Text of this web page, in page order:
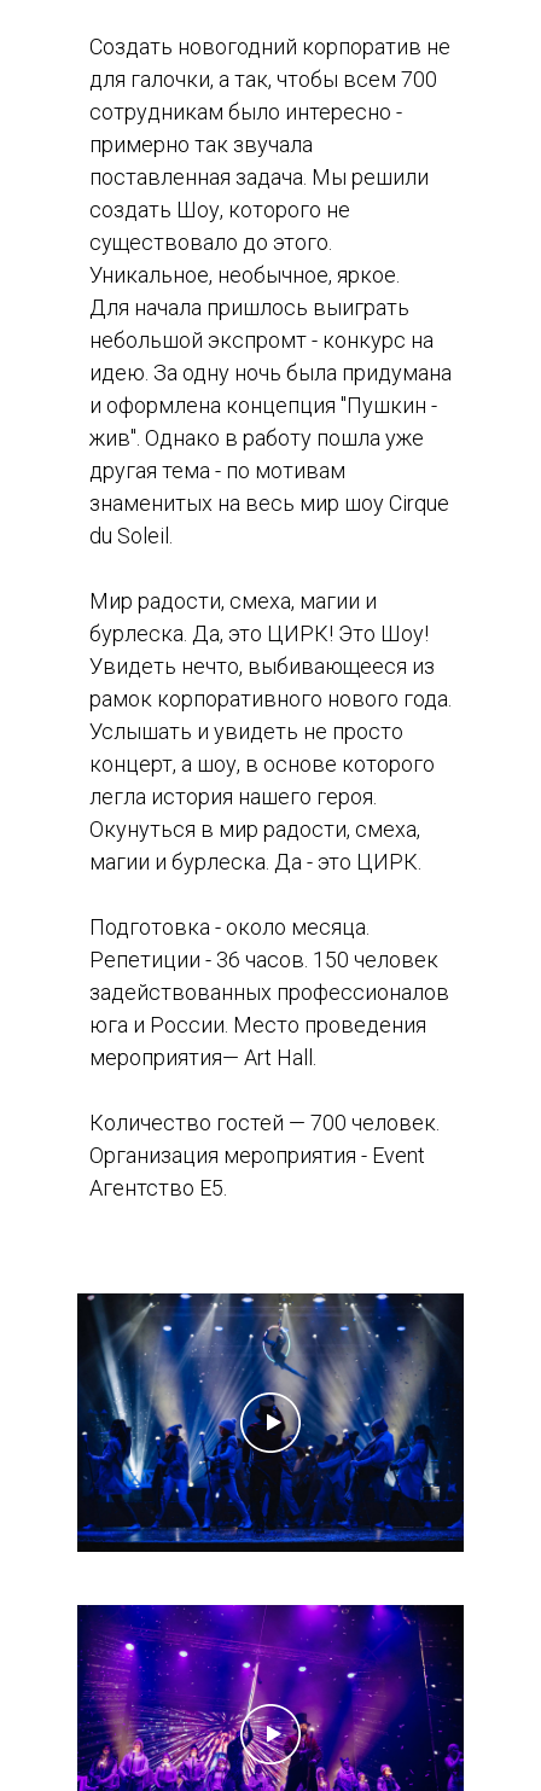
Создать новогодний корпоратив не
для галочки, а так, чтобы всем 700
сотрудникам было интересно -
примерно так звучала
поставленная задача. Мы решили
создать Шоу, которого не
существовало до этого.
Уникальное, необычное, яркое.
Для начала пришлось выиграть
небольшой экспромт - конкурс на
идею. За одну ночь была придумана
и оформлена концепция "Пушкин -
жив". Однако в работу пошла уже
другая тема - по мотивам
знаменитых на весь мир шоу Cirque
du Soleil.
Мир радости, смеха, магии и
бурлеска. Да, это ЦИРК! Это Шоу!
Увидеть нечто, выбивающееся из
рамок корпоративного нового года.
Услышать и увидеть не просто
концерт, а шоу, в основе которого
легла история нашего героя.
Окунуться в мир радости, смеха,
магии и бурлеска. Да - это ЦИРК.
Подготовка - около месяца.
Репетиции - 36 часов. 150 человек
задействованных профессионалов
юга и России. Место проведения
мероприятия— Art Hall.
Количество гостей — 700 человек.
Организация мероприятия - Event
Агентство Е5.